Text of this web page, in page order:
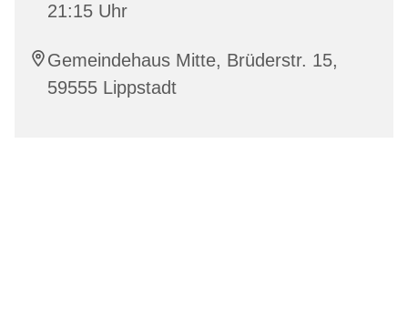
21:15 Uhr
Gemeindehaus Mitte, Brüderstr. 15,
59555 Lippstadt